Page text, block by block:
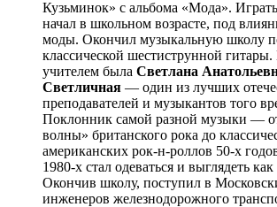
Кузьминок» с альбома «Мода».
начал в школьном возрасте, под
моды. Окончил музыкальную школу
классической шестиструнной гитары.
учителем была Светлана
Светличная — один из лучших
преподавателей и музыкантов того
Поклонник самой разной музыки —
волны» британского рока до
американских рок-н-роллов 50-х
1980-х стал одеваться и выглядеть как
Окончив школу, поступил в
инженеров железнодорожного